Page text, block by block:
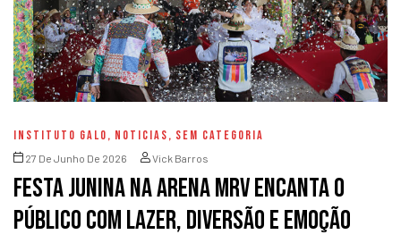
INSTITUTO GALO, NOTICIAS, SEM CATEGORIA
27 De Junho De 2026 Vick Barros
Festa junina na Arena MRV encanta o
público com lazer, diversão e emoção